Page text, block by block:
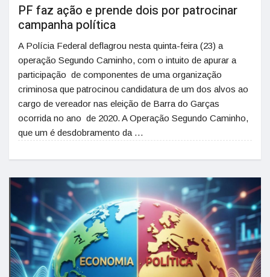
PF faz ação e prende dois por patrocinar
campanha política
A Polícia Federal deflagrou nesta quinta-feira (23) a
operação Segundo Caminho, com o intuito de apurar a
participação de componentes de uma organização
criminosa que patrocinou candidatura de um dos alvos ao
cargo de vereador nas eleição de Barra do Garças
ocorrida no ano de 2020. A Operação Segundo Caminho,
que um é desdobramento da …